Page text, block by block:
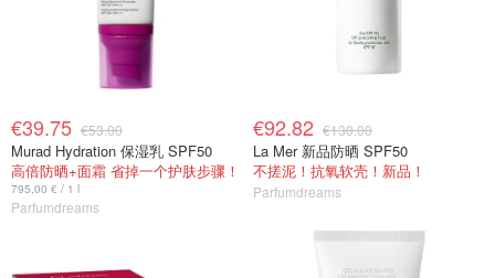
€39.75 €53.00
Murad Hydration 保湿乳 SPF50
高倍防晒+面霜 省掉一个护肤步骤！
795,00 € / 1 l
Parfumdreams
€92.82 €130.00
La Mer 新品防晒 SPF50
不搓泥！抗氧软壳！新品！
Parfumdreams